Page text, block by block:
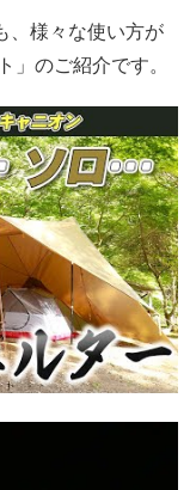
、様々な使い方が
」のご紹介です。